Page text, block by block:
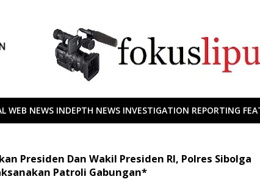
WEB NEWS INDEPTH NEWS INVESTIGATION REPORTING
Presiden Dan Wakil Presiden RI, Polres Sibolga
Patroli Gabungan*